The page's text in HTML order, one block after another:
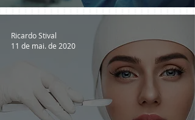
Ricardo Stival
11 de mai. de 2020